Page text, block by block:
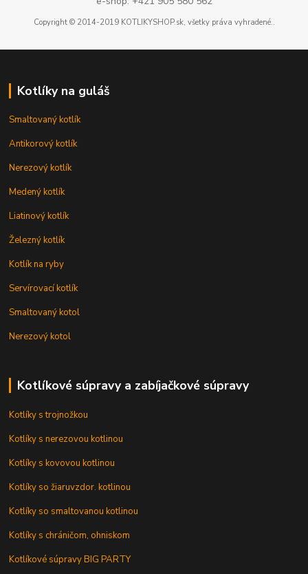
Copyright © 2014-2019 KOTLIKYSHOP.sk, všetky práva vyhradené..
Kotlíky na guláš
Smaltovaný kotlík
Antikorový kotlík
Nerezový kotlík
Medený kotlík
Liatinový kotlík
Železný kotlík
Kotlík na ryby
Servírovací kotlík
Smaltovaný kotol
Nerezový kotol
Kotlíkové súpravy a zabíjačkové súpravy
Kotlíky s trojnožkou
Kotlíky s nerezovou kotlinou
Kotlíky s kovovou kotlinou
Kotlíky so žiaruvzdor. kotlinou
Kotlíky so smaltovanou kotlinou
Kotlíky s chráničom, ohniskom
Kotlíkové súpravy BIG PARTY